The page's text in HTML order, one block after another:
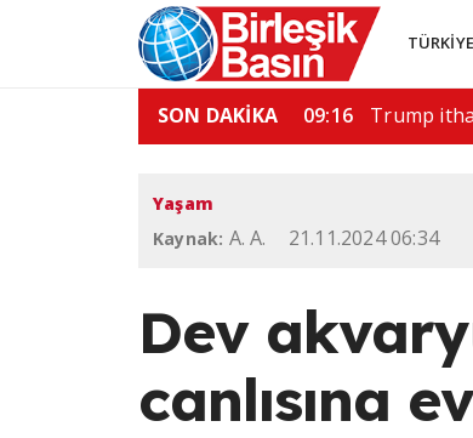
TÜRKİYE
SON DAKİKA 11:52 ABD'de
Yaşam
Kaynak: A. A. 21.11.2024 06:34
Dev
canlısına